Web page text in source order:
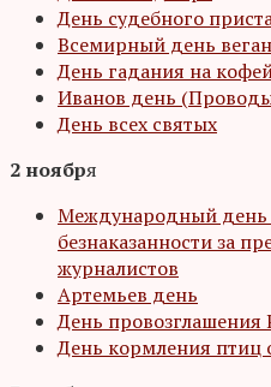
День судебного
Всемирный день
День гадания на
Иванов день
День всех святых
2 ноября
Международный день
безнаказанности за
журналистов
Артемьев день
День
День кормления птиц